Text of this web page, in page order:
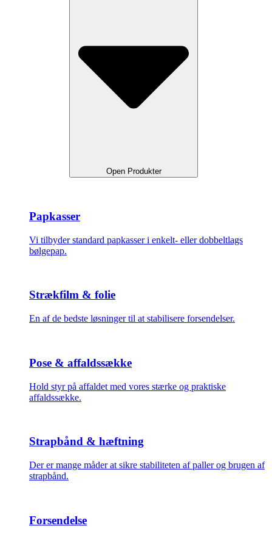
Open Produkter
Papkasser
Vi tilbyder standard papkasser i enkelt- eller dobbeltlags
bølgepap.
Strækfilm & folie
En af de bedste løsninger til at stabilisere forsendelser.
Pose & affaldssække
Hold styr på affaldet med vores stærke og praktiske
affaldssække.
Strapbånd & hæftning
Der er mange måder at sikre stabiliteten af paller og brugen af
strapbånd.
Forsendelse